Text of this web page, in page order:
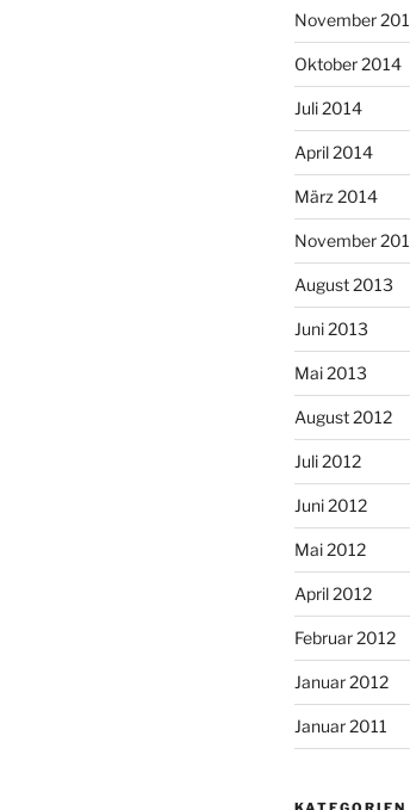
November
Oktober 2014
Juli 2014
April 2014
März 2014
November
August 2013
Juni 2013
Mai 2013
August 2012
Juli 2012
Juni 2012
Mai 2012
April 2012
Februar 2012
Januar 2012
Januar 2011